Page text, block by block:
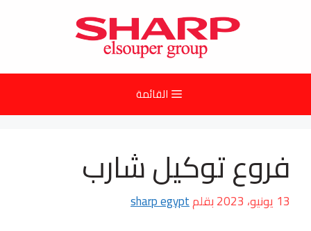
القائمة
فروع توكيل شارب
13 يونيو، 2023 بقلمsharp egypt